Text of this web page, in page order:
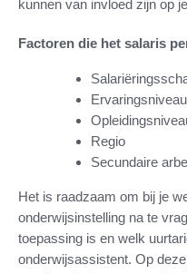
kunnen van invloed zijn op
Factoren die het salaris
Ervaringsniveau
Regio
Secundaire
Het is raadzaam om bij je
onderwijsinstelling na te
toepassing is en welk
onderwijsassistent. Op